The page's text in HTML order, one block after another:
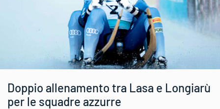
Doppio allenamento tra Lasa e Longiarù
per le squadre azzurre